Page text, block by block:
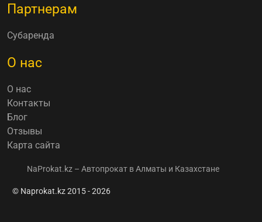
Партнерам
Субаренда
О нас
О нас
Контакты
Блог
Отзывы
Карта сайта
NaProkat.kz – Автопрокат в Алматы и Казахстане
© Naprokat.kz 2015 - 2026